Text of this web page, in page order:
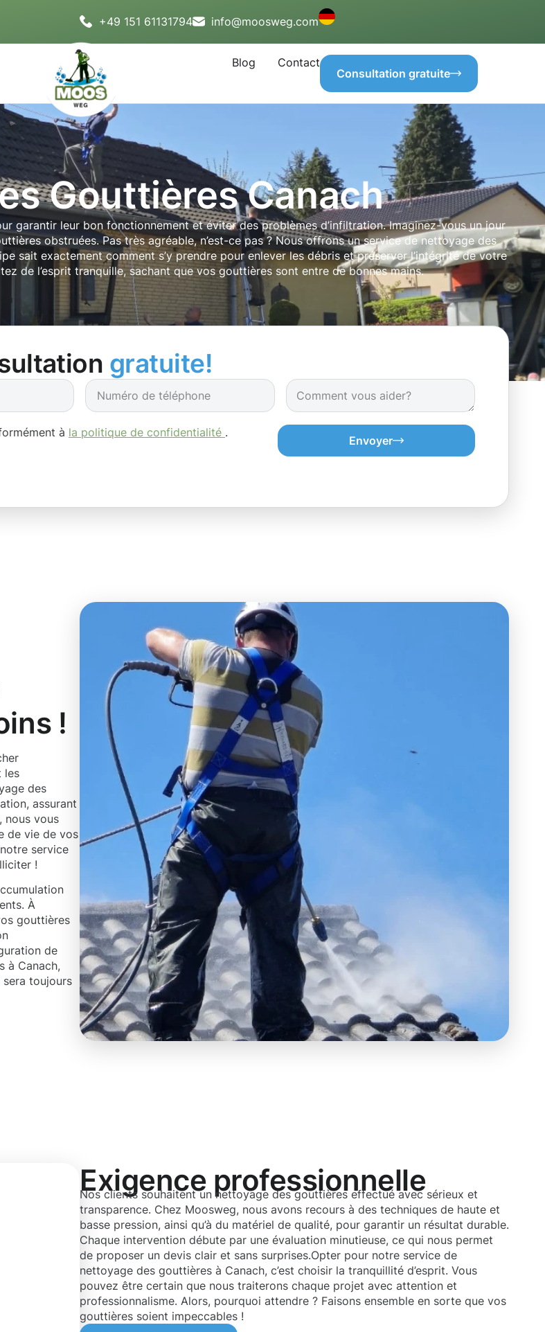
+49 151 61131794 info@moosweg.com
Blog
Contact
Consultation gratuite
Gouttières Canach
garantir leur bon fonctionnement et éviter des problèmes d’infiltration. Imaginez-vous un jour
obstruées. Pas très agréable, n’est-ce pas ? Nous offrons un service de nettoyage des
sait exactement comment s’y prendre pour enlever les débris et préserver l’intégrité de votre
de l’esprit tranquille, sachant que vos gouttières sont entre de bonnes mains.
gratuite!
à la politique de confidentialité .
Envoyer
!
les
des
assurant
nous vous
de vie de vos
service
!
À
gouttières
de
à Canach,
sera toujours
Exigence professionnelle
Nos clients souhaitent un nettoyage des gouttières effectué avec sérieux et
transparence. Chez Moosweg, nous avons recours à des techniques de haute et
basse pression, ainsi qu’à du matériel de qualité, pour garantir un résultat durable.
Chaque intervention débute par une évaluation minutieuse, ce qui nous permet
de proposer un devis clair et sans surprises.Opter pour notre service de
nettoyage des gouttières à Canach, c’est choisir la tranquillité d’esprit. Vous
pouvez être certain que nous traiterons chaque projet avec attention et
professionnalisme. Alors, pourquoi attendre ? Faisons ensemble en sorte que vos
gouttières soient impeccables !